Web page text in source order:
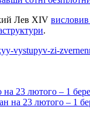
Лев XIV висловив
.
vystupyv-zi-
23 лютого – 1
на 23 лютого – 1